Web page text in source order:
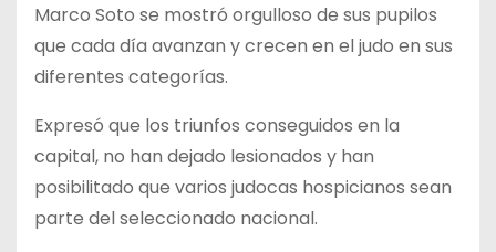
Marco Soto se mostró orgulloso de sus pupilos
que cada día avanzan y crecen en el judo en sus
diferentes categorías.
Expresó que los triunfos conseguidos en la
capital, no han dejado lesionados y han
posibilitado que varios judocas hospicianos sean
parte del seleccionado nacional.